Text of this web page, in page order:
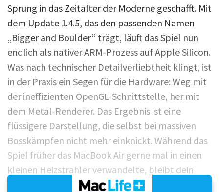
Sprung in das Zeitalter der Moderne geschafft. Mit
dem Update 1.4.5, das den passenden Namen
„Bigger and Boulder“ trägt, läuft das Spiel nun
endlich als nativer ARM-Prozess auf Apple Silicon.
Was nach technischer Detailverliebtheit klingt, ist
in der Praxis ein Segen für die Hardware: Weg mit
der ineffizienten OpenGL-Schnittstelle, her mit
dem Metal-Renderer. Das Ergebnis ist eine
flüssigere Darstellung, die selbst bei massiven
Bosskämpfen nicht mehr einknickt. Während das
Spiel früher das MacBook Air gerne mal in einen
kleinen Heizstrahler verwandelte, bleibt dein
Rechner nun angenehm kühl. Inhaltlich spendiert